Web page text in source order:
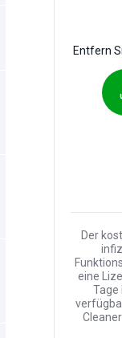
Entfern
Der
eine
Tage